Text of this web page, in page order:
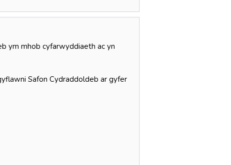
ym mhob cyfarwyddiaeth ac yn
Safon Cydraddoldeb ar gyfer